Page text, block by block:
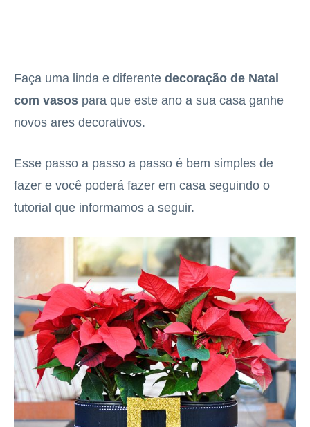
Faça uma linda e diferente decoração de Natal
com vasos para que este ano a sua casa ganhe
novos ares decorativos.
Esse passo a passo a passo é bem simples de
fazer e você poderá fazer em casa seguindo o
tutorial que informamos a seguir.